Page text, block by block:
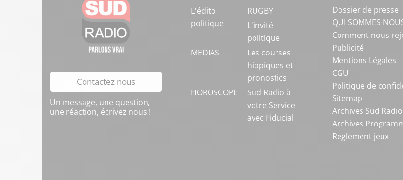
Contactez nous
Un message, une question,
une réaction, écrivez nous !
L'édito
politique
RUGBY
L'invité
politique
MEDIAS
Les courses
hippiques et
pronostics
HOROSCOPE
Sud Radio à
votre Service
avec Fiducial
Dossier de presse
QUI SOMMES-
Comment nous
Publicité
Mentions Légales
CGU
Politique de
Sitemap
Archives Sud Radio
Archives
Règlement jeux